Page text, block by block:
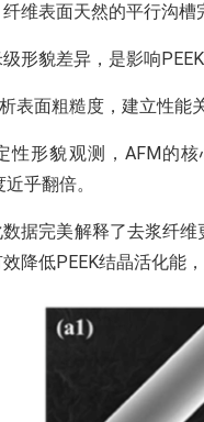
维表面天然的平行沟槽
形貌差异，是影响
表面粗糙度，建立性能
形貌观测，AFM的核
乎翻倍。
据完美解释了去浆纤维
降低PEEK结晶活化能